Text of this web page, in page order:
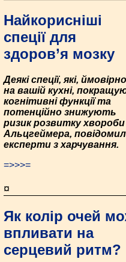
Найкорисніші
спеції для
здоров’я мозку
Деякі спеції, які,
на вашій кухні,
когнітивні функції та
потенційно знижують
ризик розвитку хвороби
Альцгеймера,
експерти з харчування.
=>>>=
¤
Як колір очей
впливати на
серцевий ритм?